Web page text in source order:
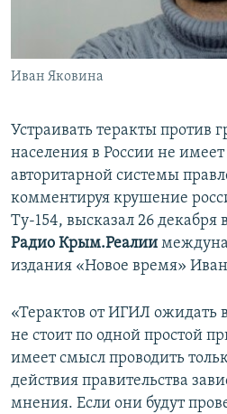
ПОБЕДИТЕЛЕЙ НЕ СУДЯТ?
КРЫМ.НЕПОКОРЕННЫЙ
ELIFBE
Все сайты RFE/RL
Иван Яковина
Устраивать теракты против
населения в России не
авторитарной системы
комментируя крушение
Ту-154, высказал 26 декабря
Радио Крым.Реалии
издания «Новое время»
«Терактов от ИГИЛ ожидать
не стоит по одной простой
имеет смысл проводить
действия правительства
мнения. Если они будут